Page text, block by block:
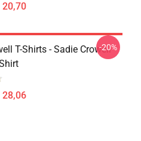
20,70
T-Shirts - Sadie Crowell
28,06
-20%